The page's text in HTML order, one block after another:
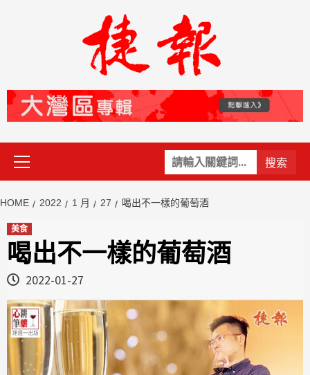
關
鍵
Primary
Menu
HOME 2022 1 月 27 喝出不一樣的葡萄酒
美食
喝出不一樣的葡萄酒
2022-01-27